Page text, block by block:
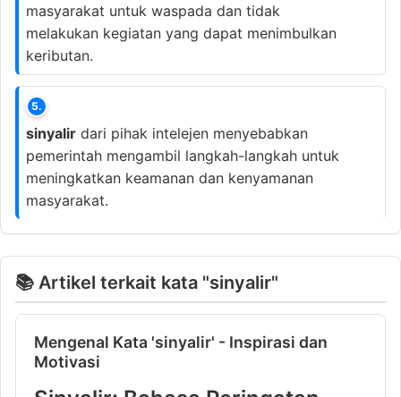
masyarakat untuk waspada dan tidak
melakukan kegiatan yang dapat menimbulkan
keributan.
5.
sinyalir dari pihak intelejen menyebabkan
pemerintah mengambil langkah-langkah untuk
meningkatkan keamanan dan kenyamanan
masyarakat.
📚 Artikel terkait kata "sinyalir"
Mengenal Kata 'sinyalir' - Inspirasi dan
Motivasi